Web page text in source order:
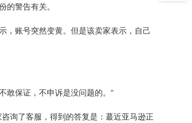
警告有关。
，账号突然变黄。但是该卖家表示，自己
敢保证，不申诉是没问题的。”
询了客服，得到的答复是：蕞近亚马逊正